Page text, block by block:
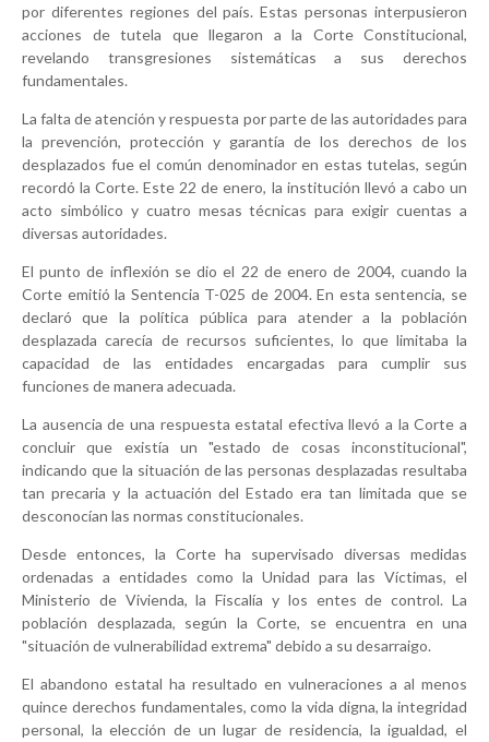
por diferentes regiones del país. Estas personas interpusieron
acciones de tutela que llegaron a la Corte Constitucional,
revelando transgresiones sistemáticas a sus derechos
fundamentales.
La falta de atención y respuesta por parte de las autoridades para
la prevención, protección y garantía de los derechos de los
desplazados fue el común denominador en estas tutelas, según
recordó la Corte. Este 22 de enero, la institución llevó a cabo un
acto simbólico y cuatro mesas técnicas para exigir cuentas a
diversas autoridades.
El punto de inflexión se dio el 22 de enero de 2004, cuando la
Corte emitió la Sentencia T-025 de 2004. En esta sentencia, se
declaró que la política pública para atender a la población
desplazada carecía de recursos suficientes, lo que limitaba la
capacidad de las entidades encargadas para cumplir sus
funciones de manera adecuada.
La ausencia de una respuesta estatal efectiva llevó a la Corte a
concluir que existía un "estado de cosas inconstitucional",
indicando que la situación de las personas desplazadas resultaba
tan precaria y la actuación del Estado era tan limitada que se
desconocían las normas constitucionales.
Desde entonces, la Corte ha supervisado diversas medidas
ordenadas a entidades como la Unidad para las Víctimas, el
Ministerio de Vivienda, la Fiscalía y los entes de control. La
población desplazada, según la Corte, se encuentra en una
"situación de vulnerabilidad extrema" debido a su desarraigo.
El abandono estatal ha resultado en vulneraciones a al menos
quince derechos fundamentales, como la vida digna, la integridad
personal, la elección de un lugar de residencia, la igualdad, el